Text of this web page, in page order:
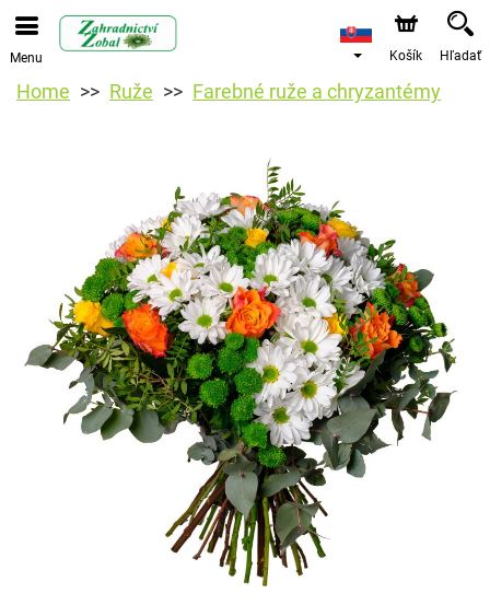
Menu Košík Hľadať
Home Ruže Farebné ruže a chryzantémy